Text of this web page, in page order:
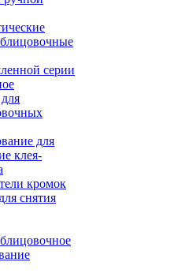
серии
для
клея-
кромок
снятия